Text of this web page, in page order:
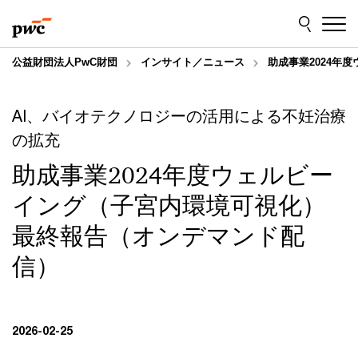
to
content
to
footer
公益財団法人PwC財団 インサイト／ニュース 助成事業2024年度
AI、バイオテクノロジーの活用による不妊治療
の拡充
助成事業2024年度ウェルビー
イング（子宮内環境可視化）
最終報告（オンデマンド配
信）
2026-02-25